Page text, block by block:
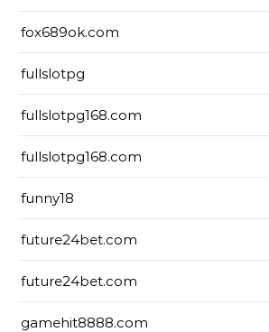
fox689ok.com
fullslotpg
fullslotpg168.com
fullslotpg168.com
funny18
future24bet.com
future24bet.com
gamehit8888.com